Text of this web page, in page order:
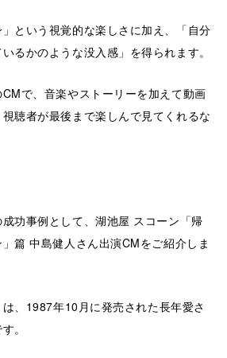
という視覚的な楽しさに加え、「自分
るかのような没入感」を得られます。
で、音楽やストーリーを加えて動画
聴者が最後まで楽しんで見てくれるな
功事例として、湖池屋 スコーン「帰
篇 中島健人さん出演CMをご紹介しま
、1987年10月に発売された長年愛さ
。